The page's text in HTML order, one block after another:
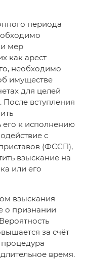
периода
мер
как арест
необходимо
имуществе
для целей
вступления
его к исполнению
с
(ФССП),
взыскание на
или его
взыскания
о признании
за счёт
время.